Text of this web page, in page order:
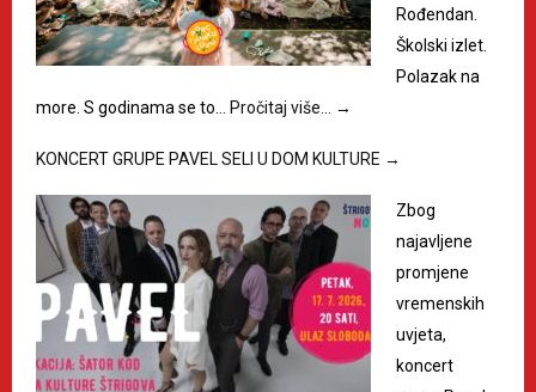
Rođendan.
Školski izlet.
Polazak na
more. S godinama se to… Pročitaj više… →
KONCERT GRUPE PAVEL SELI U DOM KULTURE →
Zbog
najavljene
promjene
vremenskih
uvjeta,
koncert